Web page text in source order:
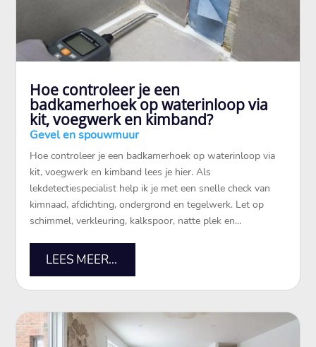
Hoe controleer je een
badkamerhoek op waterinloop via
kit, voegwerk en kimband?
Gevel en spouwmuur
Hoe controleer je een badkamerhoek op waterinloop via
kit, voegwerk en kimband lees je hier.​ Als
lekdetectiespecialist help ik je met een snelle check van
kimnaad, afdichting, ondergrond en tegelwerk.​ Let op
schimmel, verkleuring, kalkspoor, natte plek en...
LEES MEER...